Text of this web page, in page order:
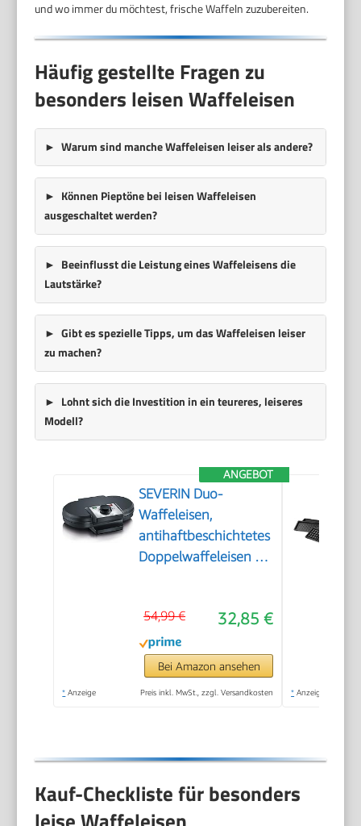
und wo immer du möchtest, frische Waffeln zuzubereiten.
Häufig gestellte Fragen zu
besonders leisen Waffeleisen
Warum sind manche Waffeleisen leiser als andere?
Können Pieptöne bei leisen Waffeleisen
ausgeschaltet werden?
Beeinflusst die Leistung eines Waffeleisens die
Lautstärke?
Gibt es spezielle Tipps, um das Waffeleisen leiser
zu machen?
Lohnt sich die Investition in ein teureres, leiseres
Modell?
ANGEBOT
SEVERIN Duo-
Waffeleisen,
antihaftbeschichtetes
Doppelwaffeleisen für
Herzwaffeleisen im
Slim-Design, ca. 1.200
W Leistung, schwarz,
WA 2106
32,85 €
54,99 €
Bei Amazon ansehen
* Anzeige Preis inkl. MwSt., zzgl. Versandkosten * Anzeige
Kauf-Checkliste für besonders